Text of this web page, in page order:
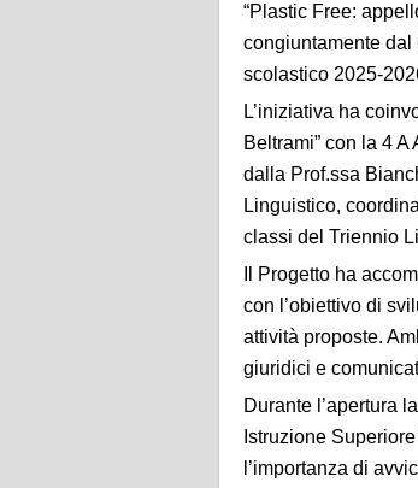
“Plastic Free:
congiuntamente dal
scolastico 2025-
L’iniziativa ha
Beltrami” con la 4
dalla Prof.ssa
Linguistico,
classi del Triennio
Il Progetto ha
con l’obiettivo di
attività proposte.
giuridici e
Durante l’apertura
Istruzione
l’importanza di